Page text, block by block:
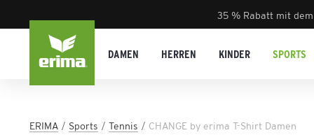
35 % Rabatt mit
DAMEN HERREN KINDER SPORTS
ERIMA Sports Tennis CHANGE by erima T-Shirt Damen